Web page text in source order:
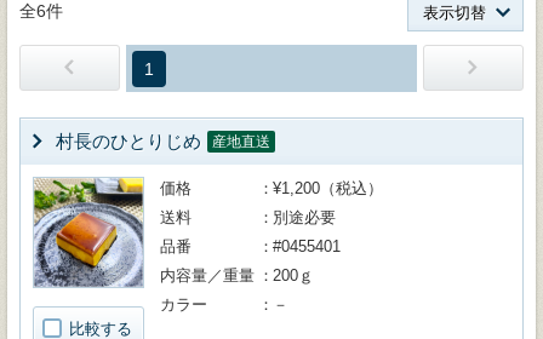
全6件 表示切替
1
村長のひとりじめ 産地直送
比較する
価格
¥1,200（税込）
送料
別途必要
品番
#0455401
内容量／重量
200ｇ
カラー
－